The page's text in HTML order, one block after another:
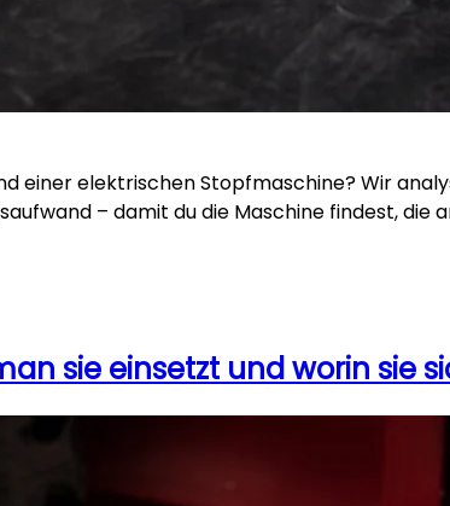
einer elektrischen Stopfmaschine? Wir
– damit du die Maschine findest, die
sie einsetzt und worin sie